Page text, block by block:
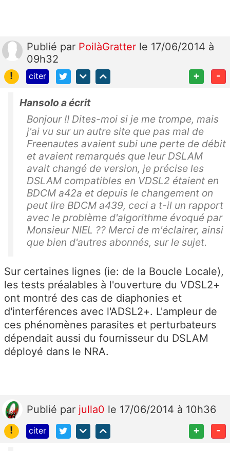
Publié par PoilàGratter le 17/06/2014 à
09h32
!
citer + -
Hansolo a écrit
Bonjour !! Dites-moi si je me trompe, mais
j'ai vu sur un autre site que pas mal de
Freenautes avaient subi une perte de débit
et avaient remarqués que leur DSLAM
avait changé de version, je précise les
DSLAM compatibles en VDSL2 étaient en
BDCM a42a et depuis le changement on
peut lire BDCM a439, ceci a t-il un rapport
avec le problème d'algorithme évoqué par
Monsieur NIEL ?? Merci de m'éclairer, ainsi
que bien d'autres abonnés, sur le sujet.
Sur certaines lignes (ie: de la Boucle Locale),
les tests préalables à l'ouverture du VDSL2+
ont montré des cas de diaphonies et
d'interférences avec l'ADSL2+. L'ampleur de
ces phénomènes parasites et perturbateurs
dépendait aussi du fournisseur du DSLAM
déployé dans le NRA.
Publié par julla0 le 17/06/2014 à 10h36
!
citer + -